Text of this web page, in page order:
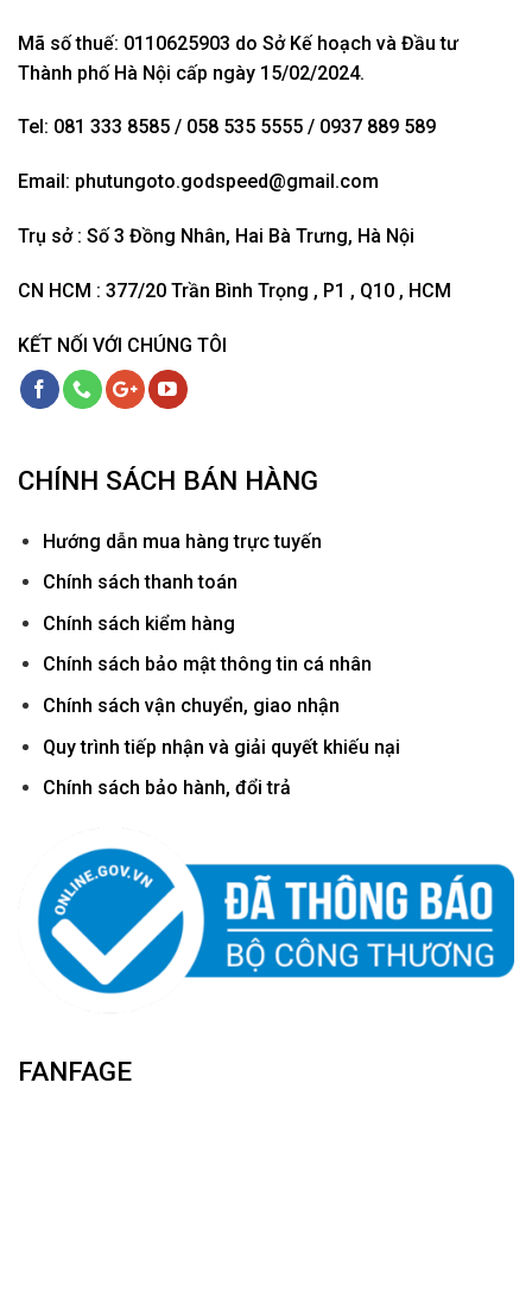
Mã số thuế: 0110625903 do Sở Kế hoạch và Đầu tư
Thành phố Hà Nội cấp ngày 15/02/2024.
Tel: 081 333 8585 / 058 535 5555 / 0937 889 589
Email: phutungoto.godspeed@gmail.com
Trụ sở : Số 3 Đồng Nhân, Hai Bà Trưng, Hà Nội
CN HCM : 377/20 Trần Bình Trọng , P1 , Q10 , HCM
KẾT NỐI VỚI CHÚNG TÔI
CHÍNH SÁCH BÁN HÀNG
Hướng dẫn mua hàng trực tuyến
Chính sách thanh toán
Chính sách kiểm hàng
Chính sách bảo mật thông tin cá nhân
Chính sách vận chuyển, giao nhận
Quy trình tiếp nhận và giải quyết khiếu nại
Chính sách bảo hành, đổi trả
FANFAGE